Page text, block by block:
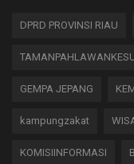
DPRD PROVINSI RIAU
GEMPA JEPANG
kampungzakat
KOMISIINFORMASI